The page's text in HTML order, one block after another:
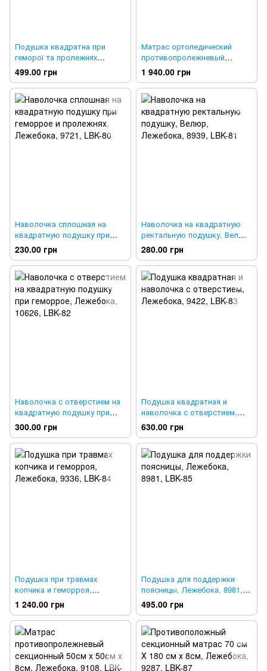
Подушка квадратна при
геморої та пролежнях
Лежебока
499.00 грн
Матрас ортопедический
противопролежневый
ORTOMED CA-BT306X (ABS
помпа), OrtoMed, CA-BT306X
1 940.00 грн
Наволочка сплошная на
квадратную подушку при
геморрое и пролежнях,
Лежебока, 9721, LBK-80
230.00 грн
Наволочка на квадратную
ректальную подушку, Велюр,
Лежебока, 8939, LBK-81
280.00 грн
Наволочка с отверстием на
квадратную подушку при
геморрое, Лежебока, 10626,
LBK-82
300.00 грн
Подушка квадратная и
наволочка с отверстием,
Лежебока, 9422, LBK-83
630.00 грн
Подушка при травмах
копчика и геморроя,
Лежебока, 9336, LBK-84
1 240.00 грн
Подушка для поддержки
поясницы, Лежебока, 8981,
LBK-85
495.00 грн